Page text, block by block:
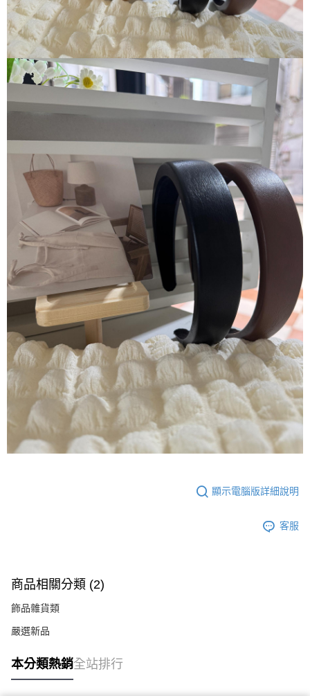
顯示電腦版詳細說明
客服
商品相關分類 (2)
飾品雜貨類
嚴選新品
本分類熱銷全站排行